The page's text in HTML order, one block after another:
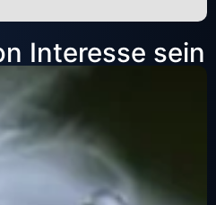
Interesse sein